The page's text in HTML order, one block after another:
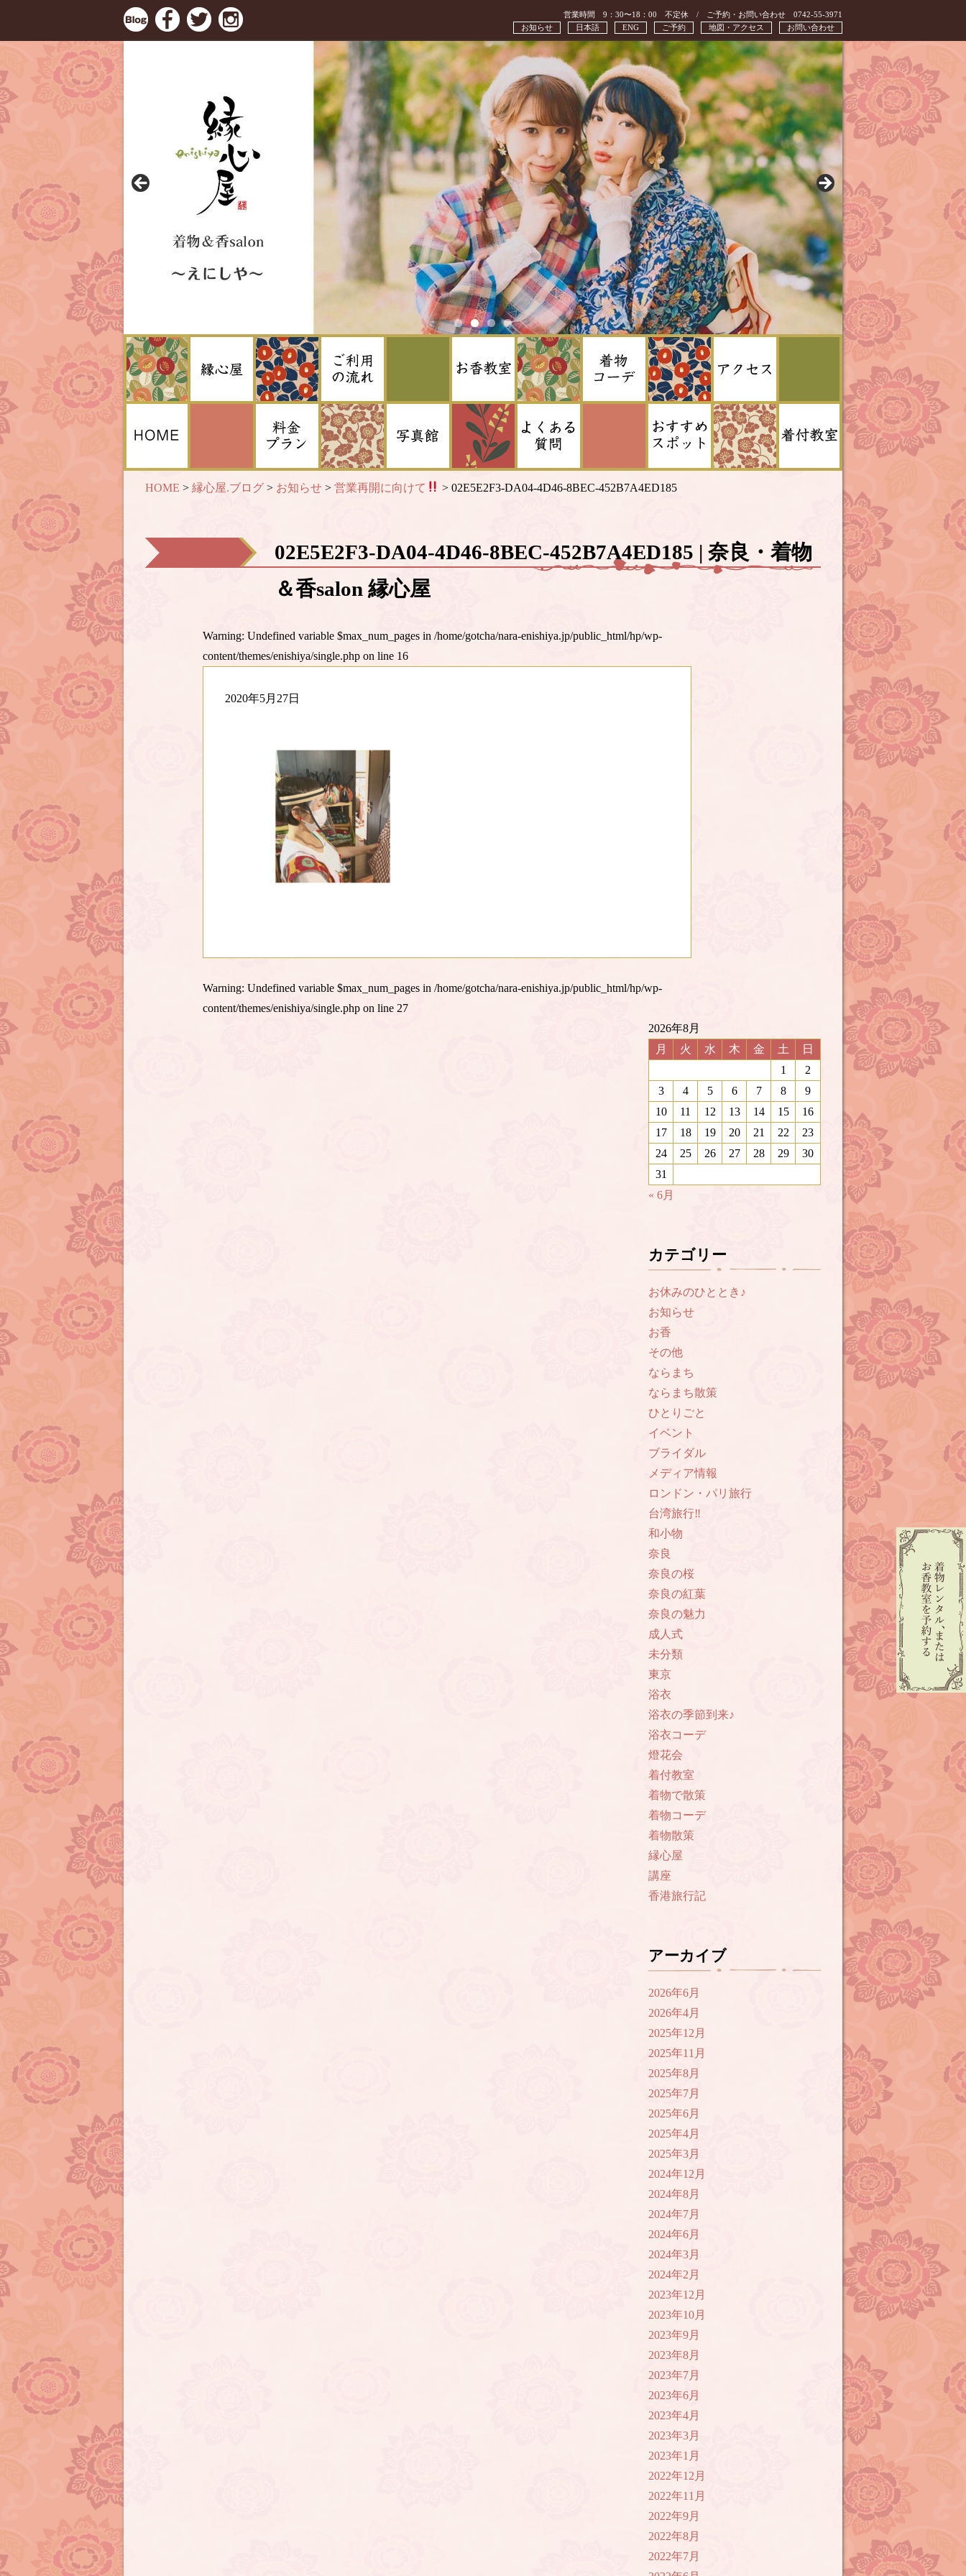
営業時間 9：30〜18：00 不定休 / ご予約・お問い合わせ 0742-55-3971
お問い合わせ
地図・アクセス
ご予約
ENG
日本語
お知らせ
HOME > 縁心屋.ブログ > お知らせ > 営業再開に向けて >02E5E2F3-DA04-4D46-8BEC-452B7A4ED185
02E5E2F3-DA04-4D46-8BEC-452B7A4ED185 | 奈良・着物
＆香salon 縁心屋
Warning: Undefined variable $max_num_pages in /home/gotcha/nara-enishiya.jp/public_html/hp/wp-
content/themes/enishiya/single.php on line 16
2020年5月27日
Warning: Undefined variable $max_num_pages in /home/gotcha/nara-enishiya.jp/public_html/hp/wp-
content/themes/enishiya/single.php on line 27
2026年8月
月
火 水 木 金 土
日
1
2
3
4 5 6 7 8
9
10
11 12 13 14 15
16
17
18 19 20 21 22
23
24
25 26 27 28 29
30
31
« 6月
カテゴリー
お休みのひととき♪
お知らせ
お香
その他
ならまち
ならまち散策
ひとりごと
イベント
ブライダル
メディア情報
ロンドン・パリ旅行
台湾旅行‼︎
和小物
奈良
奈良の桜
奈良の紅葉
奈良の魅力
成人式
未分類
東京
浴衣
浴衣の季節到来♪
浴衣コーデ
燈花会
着付教室
着物で散策
着物コーデ
着物散策
縁心屋
講座
香港旅行記
アーカイブ
2026年6月
2026年4月
2025年12月
2025年11月
2025年8月
2025年7月
2025年6月
2025年4月
2025年3月
2024年12月
2024年8月
2024年7月
2024年6月
2024年3月
2024年2月
2023年12月
2023年10月
2023年9月
2023年8月
2023年7月
2023年6月
2023年4月
2023年3月
2023年1月
2022年12月
2022年11月
2022年9月
2022年8月
2022年7月